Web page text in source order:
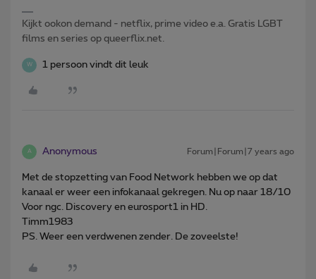
Kijkt ookon demand - netflix, prime video e.a. Gratis LGBT
films en series op queerflix.net.
W 1 persoon vindt dit leuk
A Anonymous Forum|Forum|7 years ago
Met de stopzetting van Food Network hebben we op dat
kanaal er weer een infokanaal gekregen. Nu op naar 18/10
Voor ngc. Discovery en eurosport1 in HD.
Timm1983
PS. Weer een verdwenen zender. De zoveelste!